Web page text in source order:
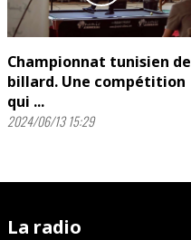
Championnat tunisien de
billard. Une compétition
qui ...
2024/06/13 15:29
La radio